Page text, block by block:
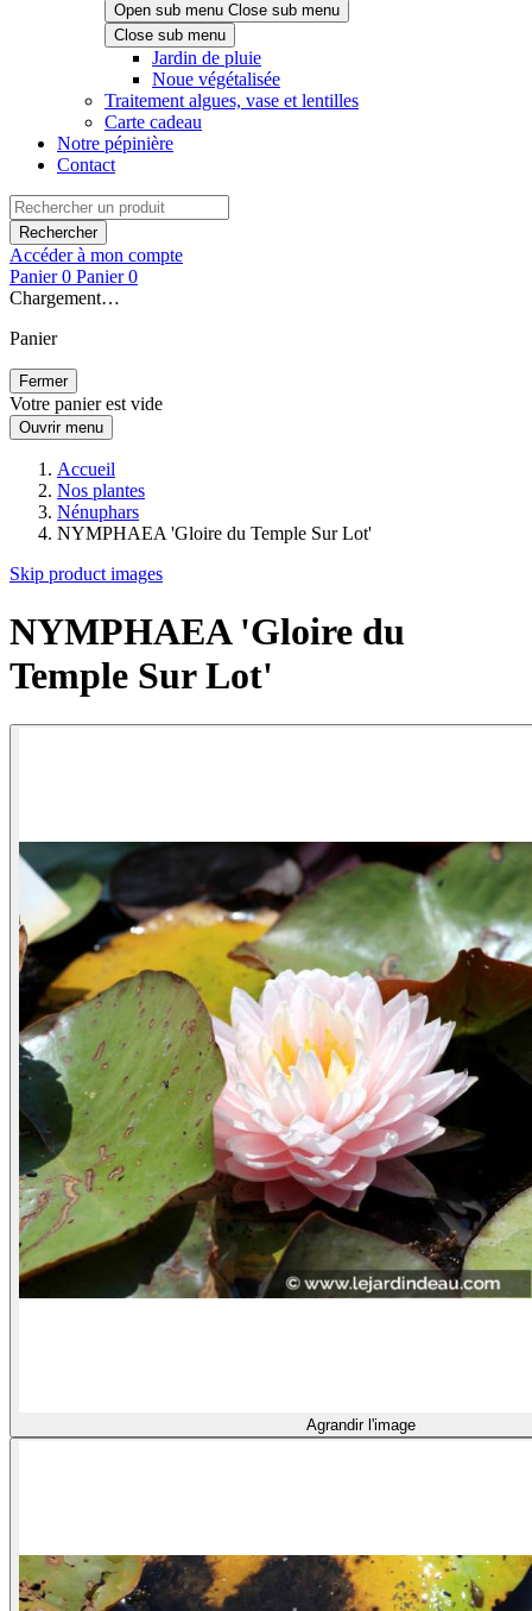
Open sub menu Close sub menu
Close sub menu
Jardin de pluie
Noue végétalisée
Traitement algues, vase et lentilles
Carte cadeau
Notre pépinière
Contact
Rechercher
Accéder à mon compte
Panier 0 Panier 0
Chargement…
Panier
Fermer
Votre panier est vide
Ouvrir menu
Accueil
Nos plantes
Nénuphars
NYMPHAEA 'Gloire du Temple Sur Lot'
Skip product images
NYMPHAEA 'Gloire du
Temple Sur Lot'
Agrandir l'image